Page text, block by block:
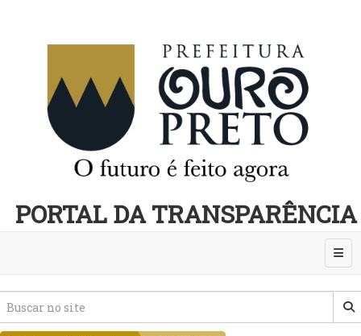
PORTAL DA TRANSPARÊNCIA